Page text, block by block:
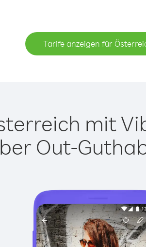
Tarife anzeigen für
mit
Out-